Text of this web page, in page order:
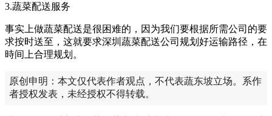
3.蔬菜配送服务
事实上做蔬菜配送是很困难的，因为我们要根据所需公司的要
求按时送至，这就要求深圳蔬菜配送公司规划好运输路径，在
時间上合理规划。
原创申明：本文仅代表作者观点，不代表蔬东坡立场。系作
者授权发表，未经授权不得转载。